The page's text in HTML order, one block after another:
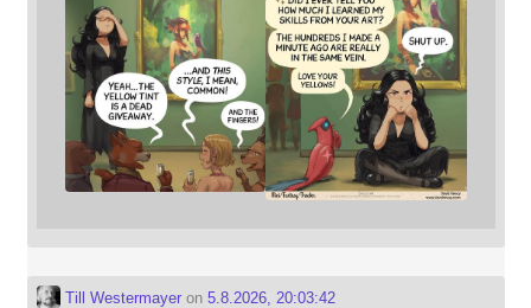
Till Westermayeron 5.8.2026, 20:03:42